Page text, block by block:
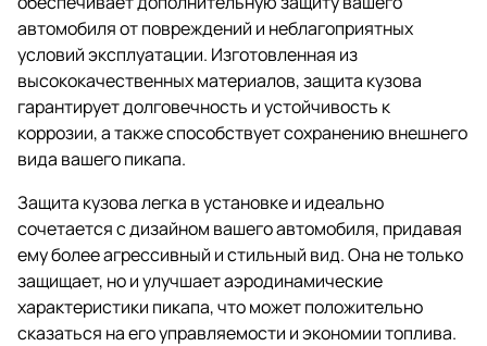
автомобиля от повреждений и неблагоприятных
условий эксплуатации. Изготовленная из
высококачественных материалов, защита кузова
гарантирует долговечность и устойчивость к
коррозии, а также способствует сохранению внешнего
вида вашего пикапа.
Защита кузова легка в установке и идеально
сочетается с дизайном вашего автомобиля, придавая
ему более агрессивный и стильный вид. Она не только
защищает, но и улучшает аэродинамические
характеристики пикапа, что может положительно
сказаться на его управляемости и экономии топлива.